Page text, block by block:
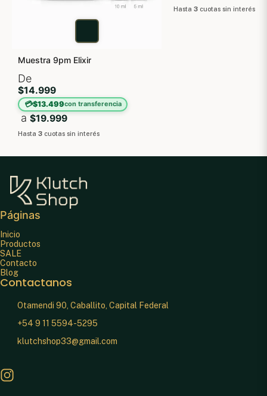
Muestra 9pm Elixir
De
$14.999
💳$13.499con transferencia
a $19.999
Hasta 3 cuotas sin interés
Hasta3 cuotas sin interés
Páginas
Inicio
Productos
SALE
Contacto
Blog
Contactanos
Otamendi 90, Caballito, Capital Federal
+54 9 11 5594-5295
klutchshop33@gmail.com